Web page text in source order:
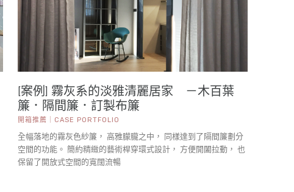
[案例] 霧灰系的淡雅清麗居家 －木百葉
簾．隔間簾．訂製布簾
開箱推薦｜CASE PORTFOLIO
全幅落地的霧灰色紗簾， 高雅朦朧之中， 同樣達到了隔間簾劃分
空間的功能。 簡約精緻的藝術桿穿環式設計， 方便開闔拉動， 也
保留了開放式空間的寬闊流暢